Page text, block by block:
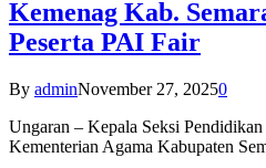
Kemenag Kab.
Peserta PAI Fair
By adminNovember 27, 20250
Ungaran – Kepala Seksi
Kementerian Agama Kabupaten